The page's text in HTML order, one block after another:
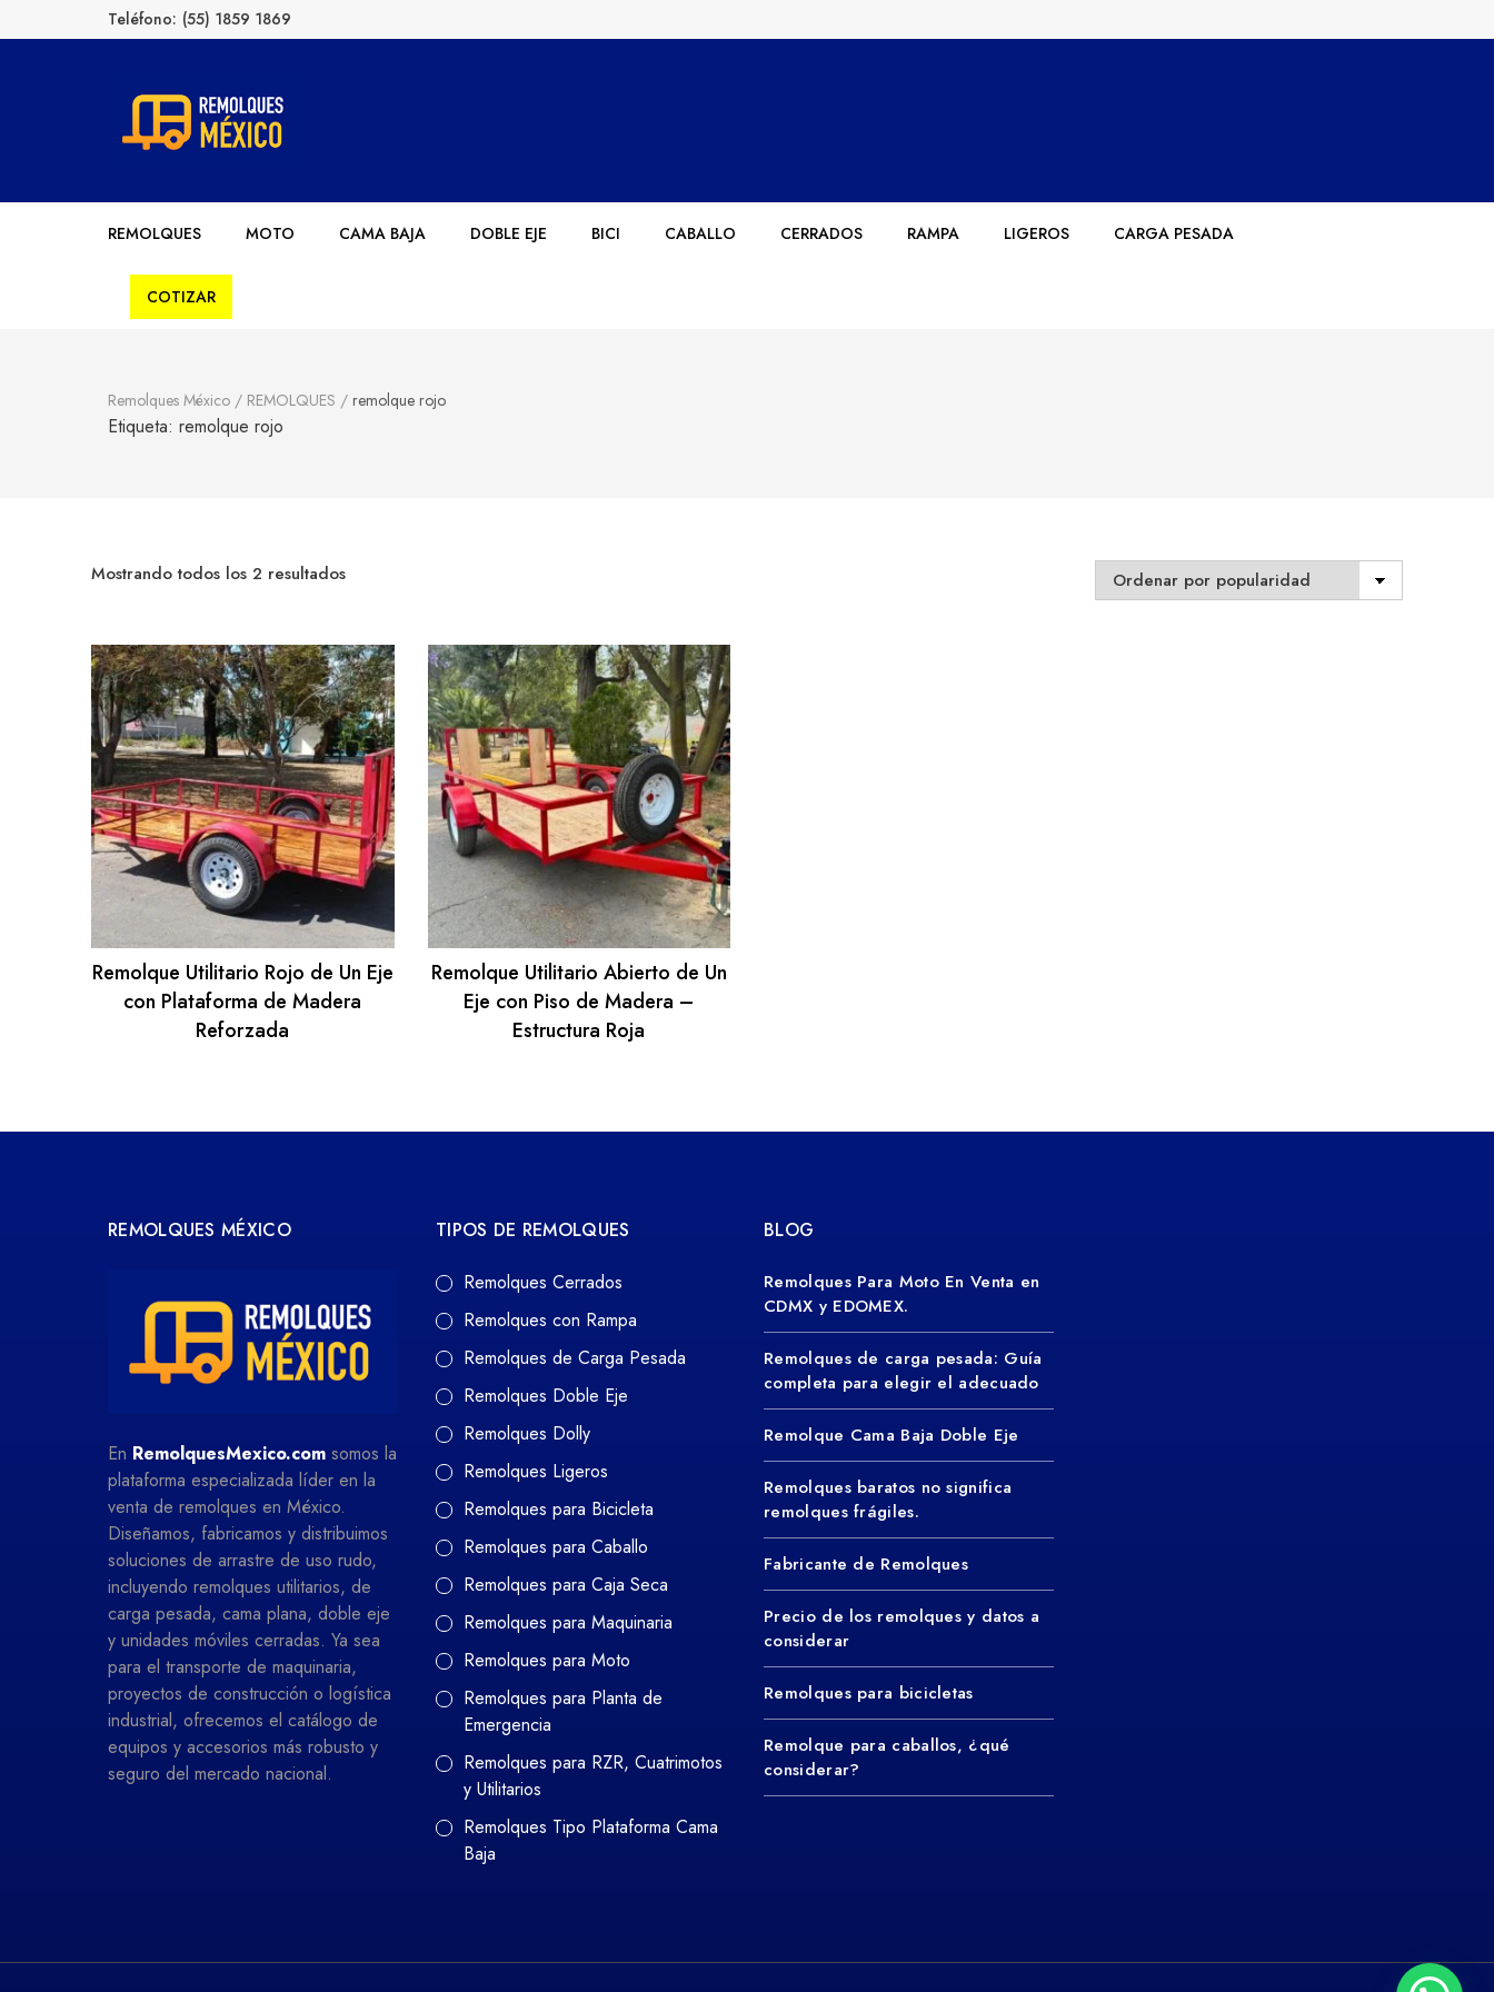
Teléfono: (55) 1859 1869
Remolques México
REMOLQUES MOTO CAMA BAJA DOBLE EJE BICI CABALLO CERRADOS RAMPA LIGEROS CARGA PESADA
COTIZAR
Remolques México / REMOLQUES / remolque rojo
Etiqueta: remolque rojo
Mostrando todos los 2 resultadosSorted
Remolque Utilitario Rojo de Un Eje
con Plataforma de Madera
Reforzada
Remolque Utilitario Abierto de Un
Eje con Piso de Madera –
Estructura Roja
REMOLQUES MÉXICO
En RemolquesMexico.com somos la
plataforma especializada líder en la
venta de remolques en México.
Diseñamos, fabricamos y distribuimos
soluciones de arrastre de uso rudo,
incluyendo remolques utilitarios, de
carga pesada, cama plana, doble eje
y unidades móviles cerradas. Ya sea
para el transporte de maquinaria,
proyectos de construcción o logística
industrial, ofrecemos el catálogo de
equipos y accesorios más robusto y
seguro del mercado nacional.
TIPOS DE REMOLQUES
Remolques Cerrados
Remolques con Rampa
Remolques de Carga Pesada
Remolques Doble Eje
Remolques Dolly
Remolques Ligeros
Remolques para Bicicleta
Remolques para Caballo
Remolques para Caja Seca
Remolques para Maquinaria
Remolques para Moto
Remolques para Planta de
Emergencia
Remolques para RZR, Cuatrimotos
y Utilitarios
Remolques Tipo Plataforma Cama
Baja
BLOG
Remolques Para Moto En Venta en
CDMX y EDOMEX.
Remolques de carga pesada: Guía
completa para elegir el adecuado
Remolque Cama Baja Doble Eje
Remolques baratos no significa
remolques frágiles.
Fabricante de Remolques
Precio de los remolques y datos a
considerar
Remolques para bicicletas
Remolque para caballos, ¿qué
considerar?